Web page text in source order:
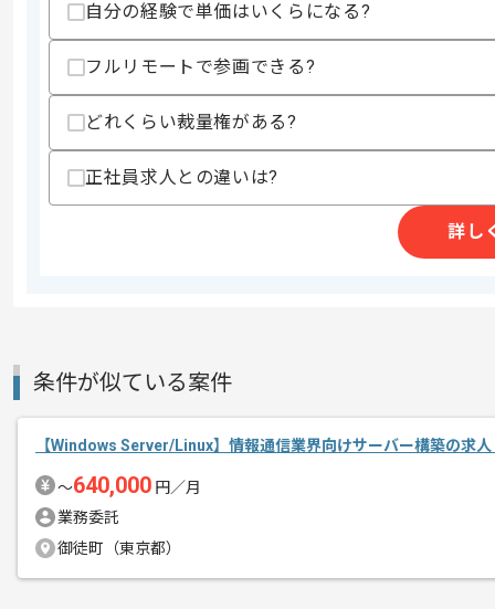
歓迎スキル
・ExchangeOnlineの経験
・ADFSの経験
上記に似た経験やスキルをお持ちであれば申
140時間〜180時間
商談回数
募集人数
1人
作業開始日
2018/12/06
エージェントからのコ
自分の経験で単価はいくらになる?
フルリモートで参画できる?
どれくらい裁量権がある?
正社員求人との違いは?
詳し
条件が似ている案件
【Windows Server/Linux】情報通信業界向けサーバー構築の求
〜640,000 円／月
業務委託
御徒町（東京都）